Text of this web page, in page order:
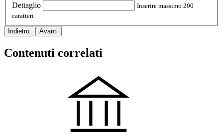
Dettaglio
Inserire massimo 200
caratteri
Indietro Avanti
Contenuti correlati